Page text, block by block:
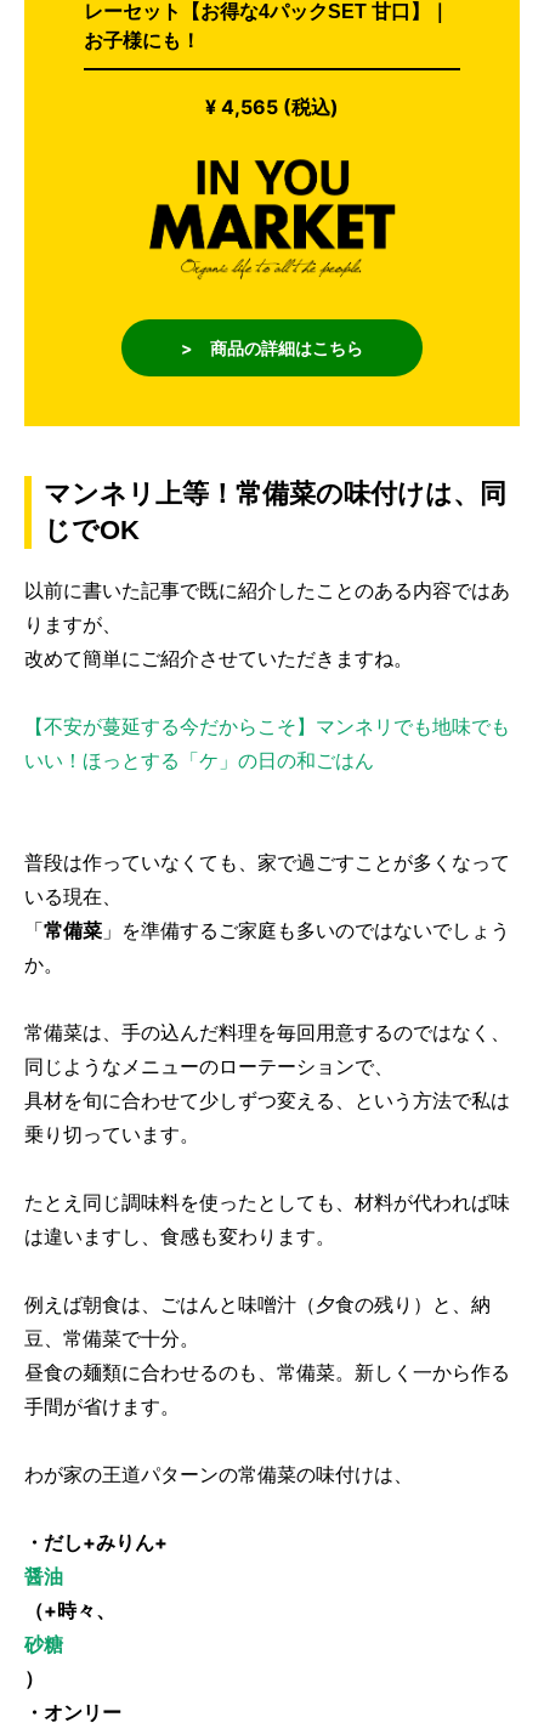
レーセット【お得な4パックSET 甘口】｜
お子様にも！
¥ 4,565 (税込)
> 商品の詳細はこちら
マンネリ上等！常備菜の味付けは、同
じでOK
以前に書いた記事で既に紹介したことのある内容ではあ
りますが、
改めて簡単にご紹介させていただきますね。
【不安が蔓延する今だからこそ】マンネリでも地味でも
いい！ほっとする「ケ」の日の和ごはん
普段は作っていなくても、家で過ごすことが多くなって
いる現在、
「常備菜 」を準備するご家庭も多いのではないでしょう
か。
常備菜は、手の込んだ料理を毎回用意するのではなく、
同じようなメニューのローテーションで、
具材を旬に合わせて少しずつ変える、という方法で私は
乗り切っています。
たとえ同じ調味料を使ったとしても、材料が代われば味
は違いますし、食感も変わります。
例えば朝食は、ごはんと味噌汁（夕食の残り）と、納
豆、常備菜で十分。
昼食の麺類に合わせるのも、常備菜。新しく一から作る
手間が省けます。
わが家の王道パターンの常備菜の味付けは、
・だし+みりん+
醤油
（+時々、
砂糖
）
・オンリー